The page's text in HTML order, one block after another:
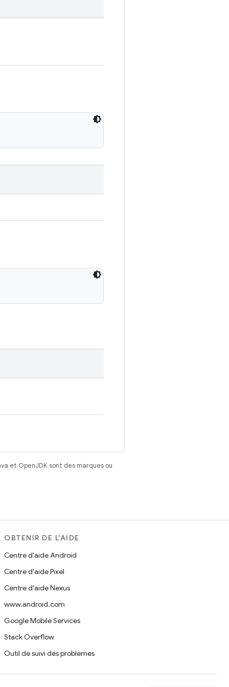
et OpenJDK sont des marques ou
OBTENIR DE L'AIDE
Centre d'aide Android
Centre d'aide Pixel
Centre d'aide Nexus
www.android.com
Google Mobile Services
Stack Overflow
Outil de suivi des problèmes